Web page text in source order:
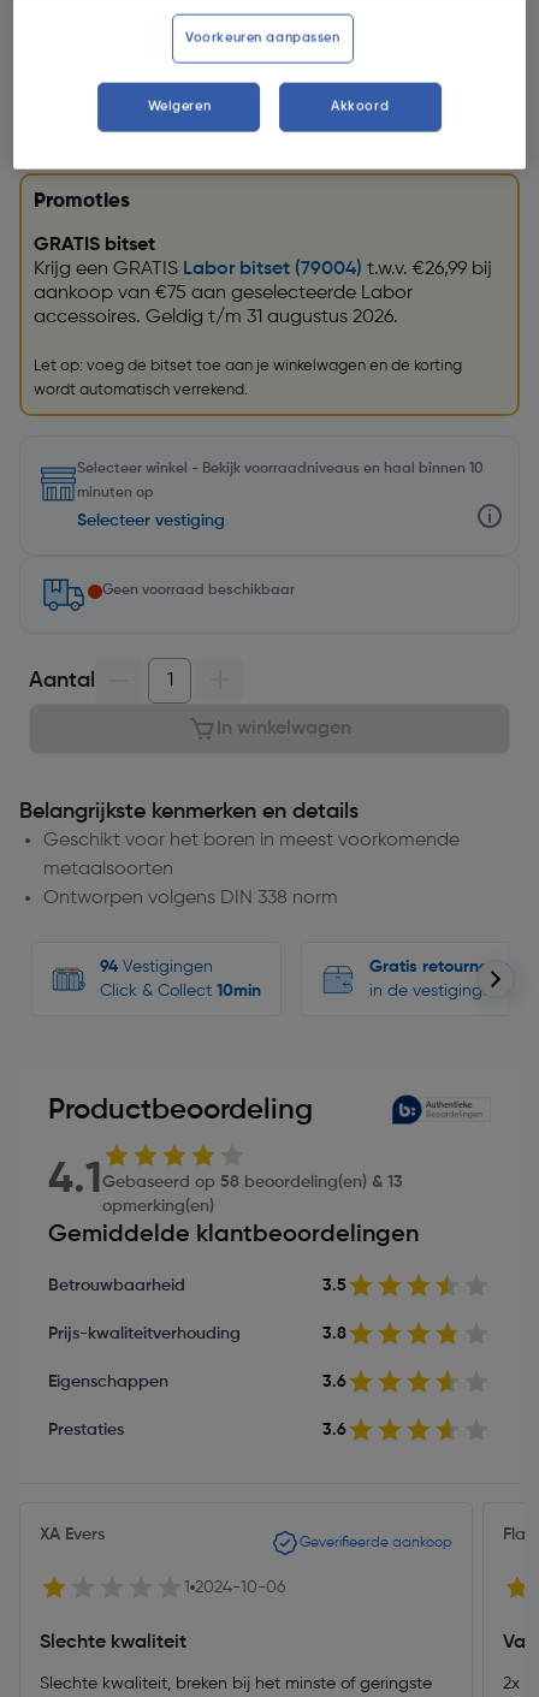
Kies productvariant(13)
Promoties
GRATIS bitset
Krijg een GRATIS Labor bitset (79004) t.w.v. €26,99 bij
aankoop van €75 aan geselecteerde Labor
accessoires. Geldig t/m 31 augustus 2026.
Let op: voeg de bitset toe aan je winkelwagen en de korting
wordt automatisch verrekend.
Selecteer winkel - Bekijk voorraadniveaus en haal binnen 10
minuten op
Selecteer vestiging
Geen voorraad beschikbaar
Aantal
In winkelwagen
Belangrijkste kenmerken en details
Geschikt voor het boren in meest voorkomende
metaalsoorten
Ontworpen volgens DIN 338 norm
94 Vestigingen
Click & Collect 10min
Gratis retourneren
in de vestigingen
Productbeoordeling
4.1 Gebaseerd op 58 beoordeling(en) & 13
opmerking(en)
Gemiddelde klantbeoordelingen
Betrouwbaarheid 3.5
Prijs-kwaliteitverhouding 3.8
Eigenschappen 3.6
Prestaties 3.6
XA Evers Geverifieerde aankoop
1 2024-10-06
Slechte kwaliteit
Slechte kwaliteit, breken bij het minste of geringste
2x
Voorkeuren aanpassen
Weigeren Akkoord